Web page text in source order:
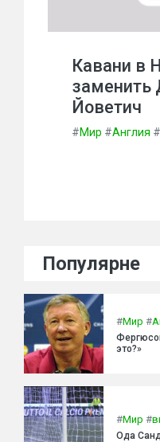
Кавани в
заменить
Йоветич
#Мир #Англия #
Популярне
#Мир #
это?»
#Мир #
Ода